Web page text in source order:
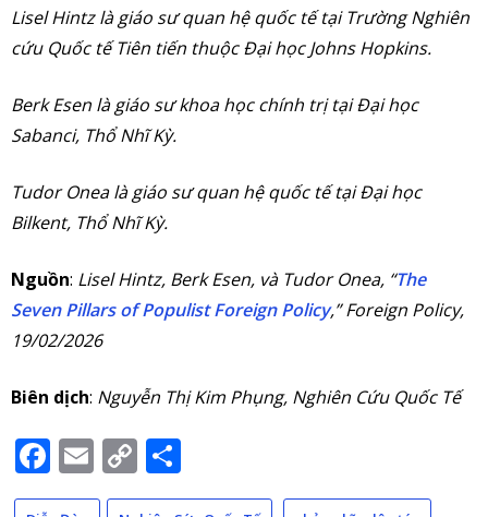
Lisel Hintz là giáo sư quan hệ quốc tế tại Trường Nghiên
cứu Quốc tế Tiên tiến thuộc Đại học Johns Hopkins.
Berk Esen là giáo sư khoa học chính trị tại Đại học
Sabanci, Thổ Nhĩ Kỳ.
Tudor Onea là giáo sư quan hệ quốc tế tại Đại học
Bilkent, Thổ Nhĩ Kỳ.
Nguồn: Lisel Hintz, Berk Esen, và Tudor Onea, “The
Seven Pillars of Populist Foreign Policy,” Foreign Policy,
19/02/2026
Biên dịch: Nguyễn Thị Kim Phụng, Nghiên Cứu Quốc Tế
Facebook
Email
Copy
Link